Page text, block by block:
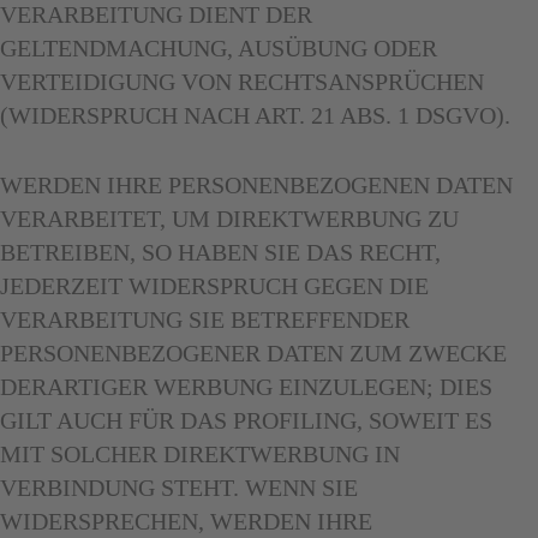
VERARBEITUNG DIENT DER
GELTENDMACHUNG, AUSÜBUNG ODER
VERTEIDIGUNG VON RECHTSANSPRÜCHEN
(WIDERSPRUCH NACH ART. 21 ABS. 1 DSGVO).
WERDEN IHRE PERSONENBEZOGENEN DATEN
VERARBEITET, UM DIREKTWERBUNG ZU
BETREIBEN, SO HABEN SIE DAS RECHT,
JEDERZEIT WIDERSPRUCH GEGEN DIE
VERARBEITUNG SIE BETREFFENDER
PERSONENBEZOGENER DATEN ZUM ZWECKE
DERARTIGER WERBUNG EINZULEGEN; DIES
GILT AUCH FÜR DAS PROFILING, SOWEIT ES
MIT SOLCHER DIREKTWERBUNG IN
VERBINDUNG STEHT. WENN SIE
WIDERSPRECHEN, WERDEN IHRE